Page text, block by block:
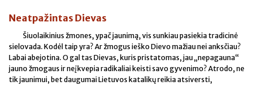
Neatpažintas Dievas
Šiuolaikinius žmones, ypač jaunimą, vis sunkiau pasiekia tradicinė
sielovada. Kodėl taip yra? Ar žmogus ieško Dievo mažiau nei anksčiau?
Labai abejotina. O gal tas Dievas, kuris pristatomas, jau „nepagauna“
jauno žmogaus ir neįkvepia radikaliai keisti savo gyvenimo? Atrodo, ne
tik jaunimui, bet daugumai Lietuvos katalikų reikia atsiversti,